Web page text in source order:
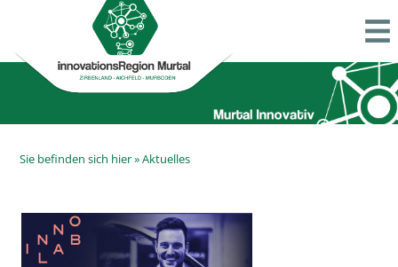
Sie befinden sich hier »Aktuelles